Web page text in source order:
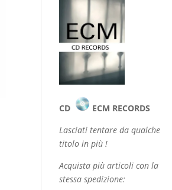
CD
ECM RECORDS
Lasciati tentare da qualche
titolo in più !
Acquista più articoli con la
stessa spedizione: